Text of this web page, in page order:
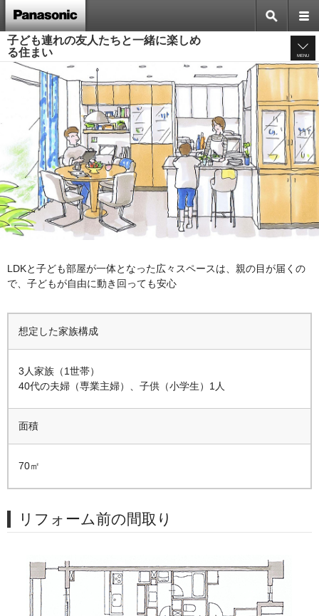
子ども連れの友人たちと一緒に楽しめ
る住まい
MENU
LDKと子ども部屋が一体となった広々スペースは、親の目が届くの
で、子どもが自由に動き回っても安心
想定した家族構成
3人家族（1世帯）
40代の夫婦（専業主婦）、子供（小学生）1人
面積
70㎡
リフォーム前の間取り